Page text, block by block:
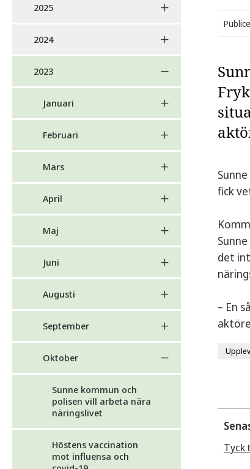
2025
2024
2023
Januari
Februari
Mars
April
Maj
Juni
Augusti
September
Oktober
Sunne kommun och
polisen vill arbeta nära
näringslivet
Höstens vaccination
mot influensa och
fick
det
– En
Tyck